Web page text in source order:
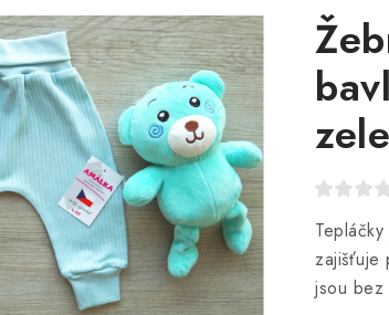
zajišťuje
jsou bez